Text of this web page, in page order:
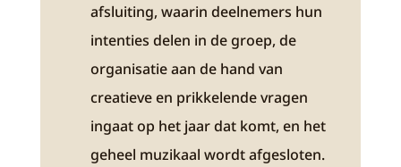
afsluiting, waarin deelnemers hun
intenties delen in de groep, de
organisatie aan de hand van
creatieve en prikkelende vragen
ingaat op het jaar dat komt, en het
geheel muzikaal wordt afgesloten.